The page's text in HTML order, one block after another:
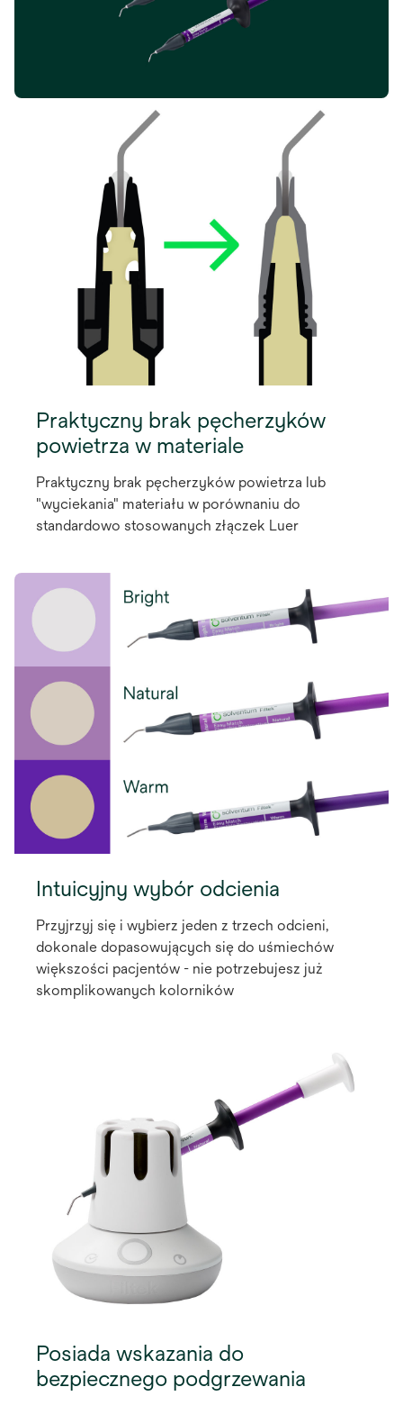
Praktyczny brak pęcherzyków
powietrza w materiale
Praktyczny brak pęcherzyków powietrza lub
"wyciekania" materiału w porównaniu do
standardowo stosowanych złączek Luer
Intuicyjny wybór odcienia
Przyjrzyj się i wybierz jeden z trzech odcieni,
dokonale dopasowujących się do uśmiechów
większości pacjentów - nie potrzebujesz już
skomplikowanych kolorników
Posiada wskazania do
bezpiecznego podgrzewania